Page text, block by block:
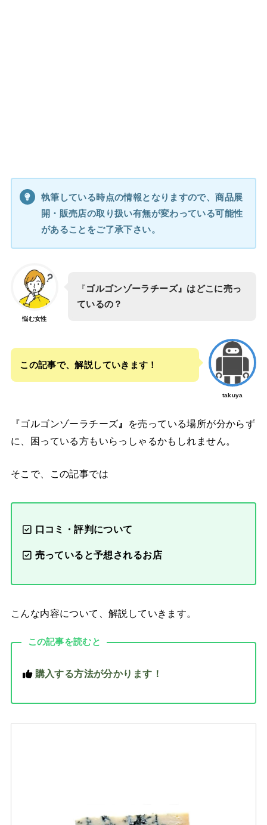
執筆している時点の情報となりますので、商品展
開・販売店の取り扱い有無が変わっている可能性
があることをご了承下さい。
悩む女性
『ゴルゴンゾーラチーズ』はどこに売っ
ているの？
takuya
この記事で、解説していきます！
『ゴルゴンゾーラチーズ 』
を売っている場所が分からず
に、困っている方もいらっしゃるかもしれません。
そこで、この記事では
口コミ・評判について
売っていると予想されるお店
こんな内容について、解説していきます。
この記事を読むと
購入する方法が分かります！